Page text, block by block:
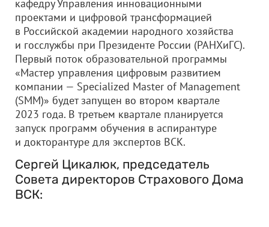
кафедру Управления инновационными
проектами и цифровой трансформацией
в Российской академии народного хозяйства
и госслужбы при Президенте России (РАНХиГС).
Первый поток образовательной программы
«Мастер управления цифровым развитием
компании — Specialized Master of Management
(SMM)» будет запущен во втором квартале
2023 года. В третьем квартале планируется
запуск программ обучения в аспирантуре
и докторантуре для экспертов ВСК.
Сергей Цикалюк, председатель
Совета директоров Страхового Дома
ВСК: